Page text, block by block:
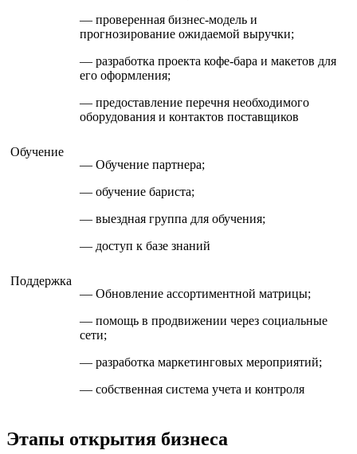
— проверенная бизнес-модель и
прогнозирование ожидаемой выручки;
— разработка проекта кофе-бара и макетов для
его оформления;
— предоставление перечня необходимого
оборудования и контактов поставщиков
Обучение
— Обучение партнера;
— обучение бариста;
— выездная группа для обучения;
— доступ к базе знаний
Поддержка
— Обновление ассортиментной матрицы;
— помощь в продвижении через социальные
сети;
— разработка маркетинговых мероприятий;
— собственная система учета и контроля
Этапы открытия бизнеса